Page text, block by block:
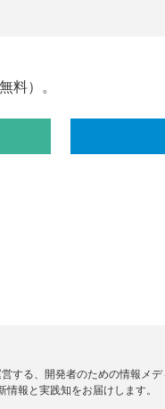
料）。
する、開発者のための情報メ
報と実践知をお届けします。